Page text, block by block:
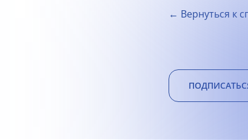
← Вернуться к